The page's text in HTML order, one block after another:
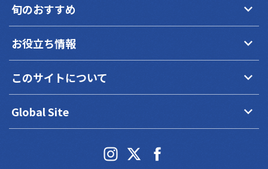
旬のおすすめ keyboard_arrow_down
お役立ち情報 keyboard_arrow_down
このサイトについて keyboard_arrow_down
Global Site keyboard_arrow_down